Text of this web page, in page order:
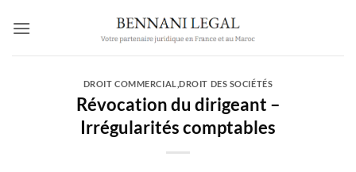
DROIT COMMERCIAL ,DROIT DES SOCIÉTÉS
Révocation du dirigeant –
Irrégularités comptables